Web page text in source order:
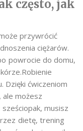
często, jak
przywrócić
ciężarów.
powrocie do domu,
Dzięki ćwiczeniom
ale możesz
musisz
dietę, trening